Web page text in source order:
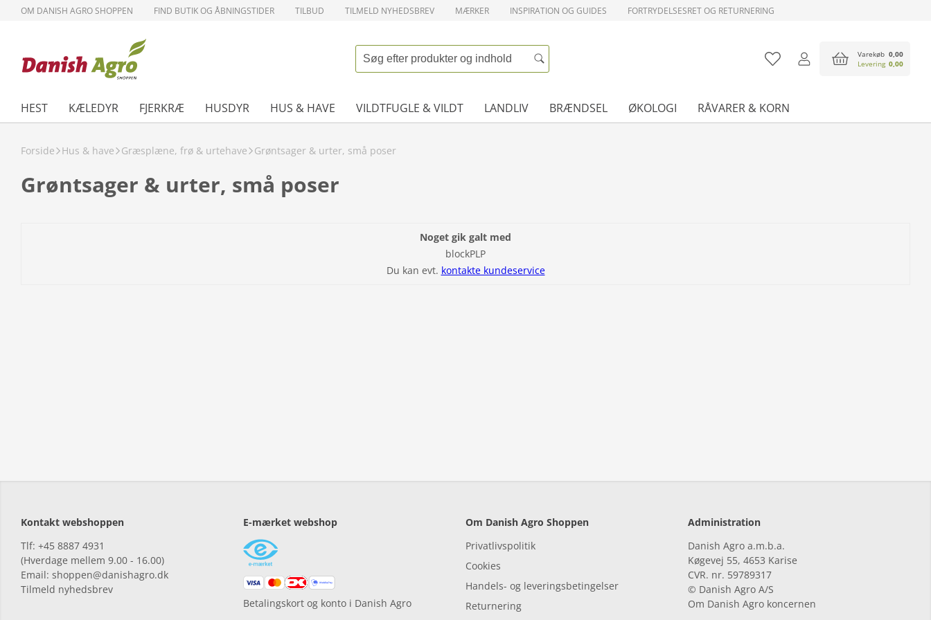
OM DANISH AGRO SHOPPEN FIND BUTIK OG ÅBNINGSTIDER TILBUD TILMELD NYHEDSBREV MÆRKER INSPIRATION OG GUIDES FORTRYDELSESRET OG RETURNERING
Varekøb 0,00
Levering 0,00
HEST KÆLEDYR FJERKRÆ HUSDYR HUS & HAVE VILDTFUGLE & VILDT LANDLIV BRÆNDSEL ØKOLOGI RÅVARER & KORN
Forside Hus & have Græsplæne, frø & urtehave Grøntsager & urter, små poser
Grøntsager & urter, små poser
Noget gik galt med
blockPLP
Du kan evt. kontakte kundeservice
Kontakt webshoppen
Tlf: +45 8887 4931
(Hverdage mellem 9.00 - 16.00)
Email: shoppen@danishagro.dk
Tilmeld nyhedsbrev
E-mærket webshop
Betalingskort og konto i Danish Agro
Om Danish Agro Shoppen
Privatlivspolitik
Cookies
Handels- og leveringsbetingelser
Returnering
Administration
Danish Agro a.m.b.a.
Køgevej 55, 4653 Karise
CVR. nr. 59789317
© Danish Agro A/S
Om Danish Agro koncernen